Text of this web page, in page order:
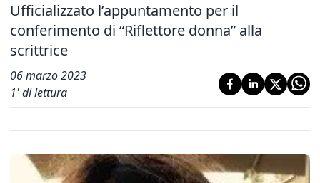
Ufficializzato l’appuntamento per il
conferimento di “Riflettore donna” alla
scrittrice
06 marzo 2023
1' di lettura